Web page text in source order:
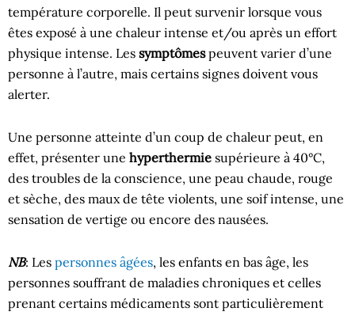
température corporelle. Il peut survenir lorsque vous
êtes exposé à une chaleur intense et/ou après un effort
physique intense. Les symptômespeuvent varier d’une
personne à l’autre, mais certains signes doivent vous
alerter.
Une personne atteinte d’un coup de chaleur peut, en
effet, présenter une hyperthermie supérieure à 40°C,
des troubles de la conscience, une peau chaude, rouge
et sèche, des maux de tête violents, une soif intense, une
sensation de vertige ou encore des nausées.
NB: Les personnes âgées, les enfants en bas âge, les
personnes souffrant de maladies chroniques et celles
prenant certains médicaments sont particulièrement